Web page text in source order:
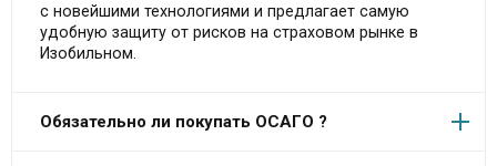
с новейшими технологиями и предлагает самую
удобную защиту от рисков на страховом рынке в
Изобильном.
Обязательно ли покупать ОСАГО ?